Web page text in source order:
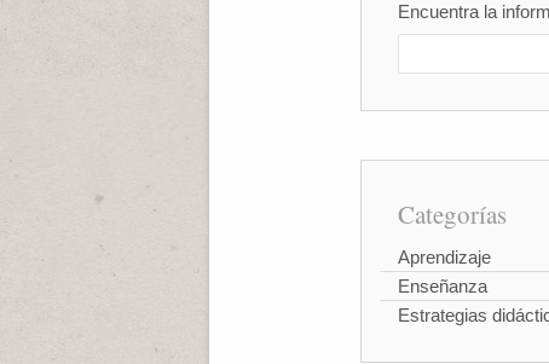
Encuentra la
Categorías
Aprendizaje
Enseñanza
Estrategias